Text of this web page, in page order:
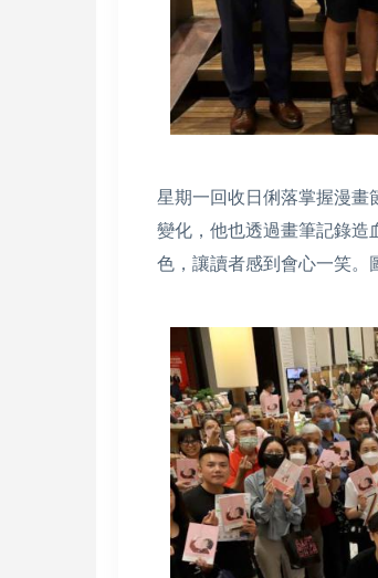
星期一回收日俐落掌握漫畫
變化，他也透過畫筆記錄造
色，讓讀者感到會心一笑。